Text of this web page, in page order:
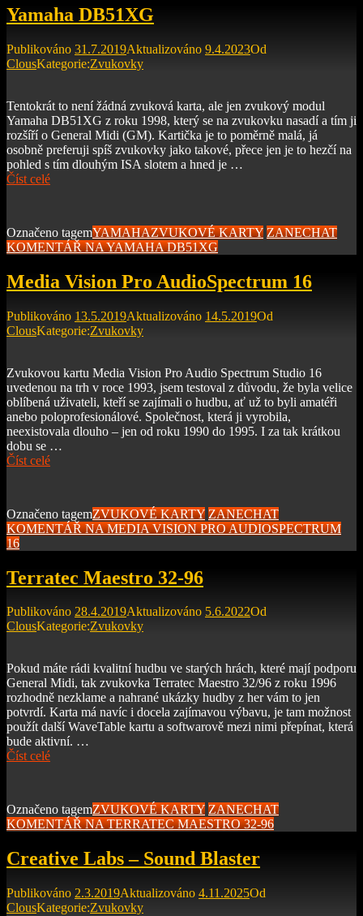
Yamaha DB51XG
Publikováno 31.7.2019Aktualizováno 9.4.2023Od
ClousKategorie:Zvukovky
Tentokrát to není žádná zvuková karta, ale jen zvukový modul
Yamaha DB51XG z roku 1998, který se na zvukovku nasadí a tím ji
rozšíří o General Midi (GM). Kartička je to poměrně malá, já
osobně preferuji spíš zvukovky jako takové, přece jen je to hezčí na
pohled s tím dlouhým ISA slotem a hned je …
Číst celé
Označeno tagemYAMAHAZVUKOVÉ KARTY ZANECHAT
KOMENTÁŘNA YAMAHA DB51XG
Media Vision Pro AudioSpectrum 16
Publikováno 13.5.2019Aktualizováno 14.5.2019Od
ClousKategorie:Zvukovky
Zvukovou kartu Media Vision Pro Audio Spectrum Studio 16
uvedenou na trh v roce 1993, jsem testoval z důvodu, že byla velice
oblíbená uživateli, kteří se zajímali o hudbu, ať už to byli amatéři
anebo poloprofesionálové. Společnost, která ji vyrobila,
neexistovala dlouho – jen od roku 1990 do 1995. I za tak krátkou
dobu se …
Číst celé
Označeno tagemZVUKOVÉ KARTY ZANECHAT
KOMENTÁŘNA MEDIA VISION PRO AUDIOSPECTRUM
16
Terratec Maestro 32-96
Publikováno 28.4.2019Aktualizováno 5.6.2022Od
ClousKategorie:Zvukovky
Pokud máte rádi kvalitní hudbu ve starých hrách, které mají podporu
General Midi, tak zvukovka Terratec Maestro 32/96 z roku 1996
rozhodně nezklame a nahrané ukázky hudby z her vám to jen
potvrdí. Karta má navíc i docela zajímavou výbavu, je tam možnost
použít další WaveTable kartu a softwarově mezi nimi přepínat, která
bude aktivní. …
Číst celé
Označeno tagemZVUKOVÉ KARTY ZANECHAT
KOMENTÁŘNA TERRATEC MAESTRO 32-96
Creative Labs – Sound Blaster
Publikováno 2.3.2019Aktualizováno 4.11.2025Od
ClousKategorie:Zvukovky